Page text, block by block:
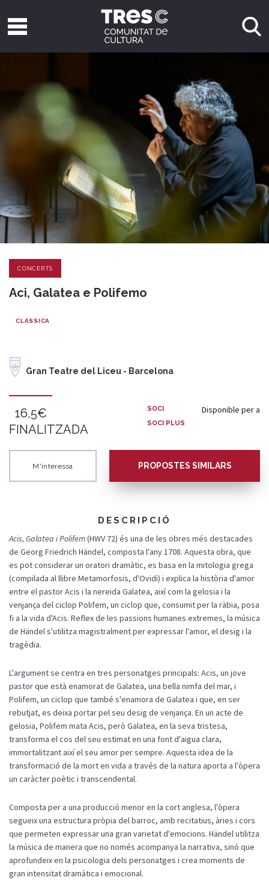
CONCERTS
Aci, Galatea e Polifemo
CLÀSSICA
Gran Teatre del Liceu - Barcelona
16,5€
FINALITZADA
Disponible per a
SOCI
SOCI PLUS
M'interessa PROPOSTES SIMILARS
DESCRIPCIÓ
Acis, Galatea i Polifem(HWV 72) és una de les obres més destacades
de Georg Friedrich Händel, composta l'any 1708. Aquesta obra, que
es pot considerar un oratori dramàtic, es basa en la mitologia grega
(compilada al llibre Metamorfosis, d'Ovidi) i explica la història d'amor
entre el pastor Acis i la nereida Galatea, així com la gelosia i la
venjança del ciclop Polifem, un ciclop que, consumit per la ràbia, posa
fi a la vida d'Acis. Reflex de les passions humanes extremes, la música
de Händel s'utilitza magistralment per expressar l'amor, el desig i la
tragèdia.
L'argument se centra en tres personatges principals: Acis, un jove
pastor que està enamorat de Galatea, una bella nimfa del mar, i
Polifem, un ciclop que també s'enamora de Galatea i que, en ser
rebutjat, es deixa portar pel seu desig de venjança. En un acte de
gelosia, Polifem mata Acis, però Galatea, en la seva tristesa,
transforma el cos del seu estimat en una font d'aigua clara,
immortalitzant així el seu amor per sempre. Aquesta idea de la
transformació de la mort en vida a través de la natura aporta a l'òpera
un caràcter poètic i transcendental.
Composta per a una producció menor en la cort anglesa, l'òpera
segueix una estructura pròpia del barroc, amb recitatius, àries i cors
que permeten expressar una gran varietat d'emocions. Händel utilitza
la música de manera que no només acompanya la narrativa, sinó que
aprofundeix en la psicologia dels personatges i crea moments de
gran intensitat dramàtica i emocional.